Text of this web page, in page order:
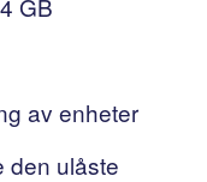
GB
av enheter
den ulåste